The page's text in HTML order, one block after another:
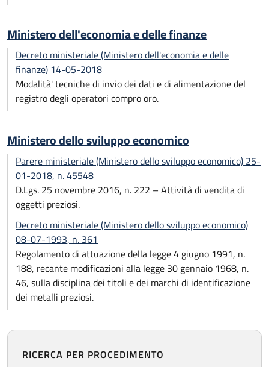
Ministero dell'economia e delle finanze
Decreto ministeriale (Ministero dell'economia e delle
finanze) 14-05-2018
Modalità' tecniche di invio dei dati e di alimentazione del
registro degli operatori compro oro.
Ministero dello sviluppo economico
Parere ministeriale (Ministero dello sviluppo economico) 25-
01-2018, n. 45548
D.Lgs. 25 novembre 2016, n. 222 – Attività di vendita di
oggetti preziosi.
Decreto ministeriale (Ministero dello sviluppo economico)
08-07-1993, n. 361
Regolamento di attuazione della legge 4 giugno 1991, n.
188, recante modificazioni alla legge 30 gennaio 1968, n.
46, sulla disciplina dei titoli e dei marchi di identificazione
dei metalli preziosi.
RICERCA PER PROCEDIMENTO